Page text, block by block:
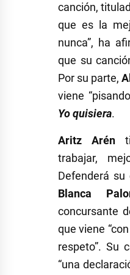
canción,
que es la
nunca”, ha
que su
Por su parte,
viene
Yo quisiera.
Aritz Arén
trabajar,
Defenderá su
Blanca
concursante
que viene
respeto”. Su
“una